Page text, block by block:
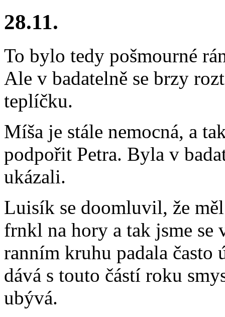
28.11.
To bylo tedy pošmourné
Ale v badatelně se brzy
teplíčku.
Míša je stále nemocná, a
podpořit Petra. Byla v
ukázali.
Luisík se doomluvil, že
frnkl na hory a tak jsme
ranním kruhu padala často
dává s touto částí roku
ubývá.